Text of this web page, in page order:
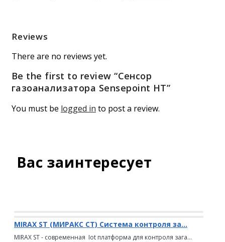
Reviews
There are no reviews yet.
Be the first to review “Сенсор
газоанализатора Sensepoint HT”
You must be logged in to post a review.
Вас заинтересует
MIRAX ST (МИРАКС СТ) Система контроля за...
MIRAX ST - современная Iot платформа для контроля зага...